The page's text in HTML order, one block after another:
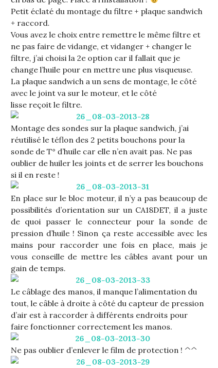
Petit éclaté du montage du filtre + plaque sandwich
+ raccord.
Vous avez le choix entre remettre le même filtre et
ne pas faire de vidange, et vidanger + changer le
filtre, j’ai choisi la 2e option car il fallait que je
change l’huile pour en mettre une plus visqueuse.
La plaque sandwich a un sens de montage, le côté
avec le joint va sur le moteur, et le côté
lisse reçoit le filtre.
Montage des sondes sur la plaque sandwich, j’ai
réutilisé le téflon des 2 petits bouchons pour la
sonde de T° d’huile car elle n’en avait pas. Ne pas
oublier de huiler les joints et de serrer les bouchons
si il en reste !
En place sur le bloc moteur, il n’y a pas beaucoup de
possibilités d’orientation sur un CA18DET, il a juste
de quoi passer le connecteur pour la sonde de
pression d’huile ! Sinon ça reste accessible avec les
mains pour raccorder une fois en place, mais je
vous conseille de mettre les câbles avant pour un
gain de temps.
Le câblage des manos, il manque l’alimentation du
tout, le câble à droite à côté du capteur de pression
d’air est à raccorder à différents endroits pour
faire fonctionner correctement les manos.
Ne pas oublier d’enlever le film de protection ! ^^